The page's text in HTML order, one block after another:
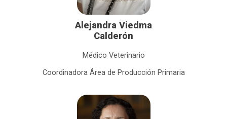
Alejandra Viedma
Calderón
Médico Veterinario
Coordinadora Área de Producción Primaria